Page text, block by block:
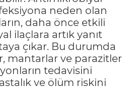
neden olan
daha önce etkili
ilaçlara artık yanıt
çıkar. Bu durumda
mantarlar ve parazitler
tedavisini
ve ölüm riskini